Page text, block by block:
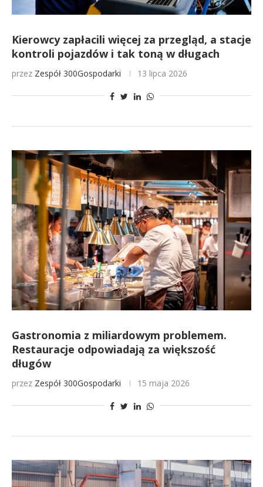
Kierowcy zapłacili więcej za przegląd, a stacje
kontroli pojazdów i tak toną w długach
przez Zespół 300Gospodarki 13 lipca 2026
Gastronomia z miliardowym problemem.
Restauracje odpowiadają za większość
długów
przez Zespół 300Gospodarki 15 maja 2026